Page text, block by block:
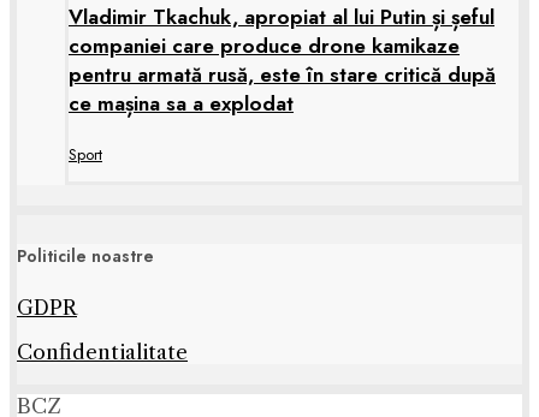
Vladimir Tkachuk, apropiat al lui Putin și șeful
companiei care produce drone kamikaze
pentru armată rusă, este în stare critică după
ce mașina sa a explodat
Sport
Politicile noastre
GDPR
Confidentialitate
BCZ